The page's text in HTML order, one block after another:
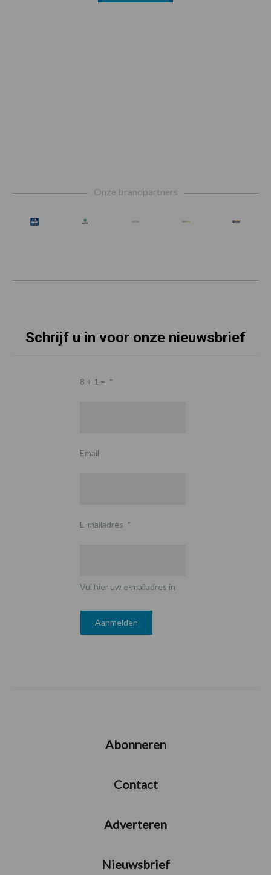
Onze brandpartners
Schrijf u in voor onze nieuwsbrief
8 + 1 = *
Email
E-mailadres *
Vul hier uw e-mailadres in
Abonneren
Contact
Adverteren
Nieuwsbrief